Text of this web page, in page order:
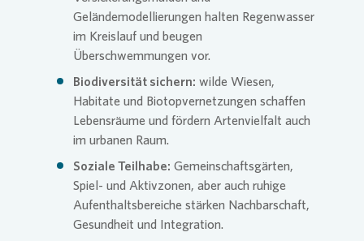
Geländemodellierungen halten Regenwasser
im Kreislauf und beugen
Überschwemmungen vor.
Biodiversität sichern: wilde Wiesen,
Habitate und Biotopvernetzungen schaffen
Lebensräume und fördern Artenvielfalt auch
im urbanen Raum.
Soziale Teilhabe: Gemeinschaftsgärten,
Spiel- und Aktivzonen, aber auch ruhige
Aufenthaltsbereiche stärken Nachbarschaft,
Gesundheit und Integration.